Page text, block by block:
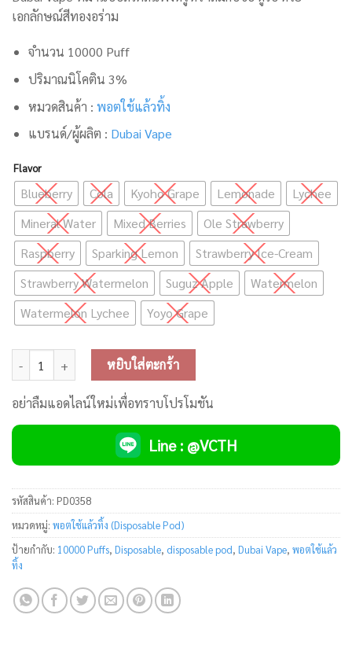
เอกลักษณ์สีทองอร่าม
จำนวน 10000 Puff
ปริมาณนิโคติน 3%
หมวดสินค้า : พอตใช้แล้วทิ้ง
แบรนด์/ผู้ผลิต : Dubai Vape
Flavor
Blueberry Cola Kyoho Grape Lemonade
Lychee
Mineral Water
Mixed Berries
Ole Strawberry
Raspberry
Sparking Lemon
Strawberry Ice-Cream
Strawberry Watermelon
Suguz Apple
Watermelon
Watermelon Lychee
Yoyo Grape
จำนวน Dubai Vape 10000 puffs Disposable Pod ชิ้น
หยิบใส่ตะกร้า
อย่าลืมแอดไลน์ใหม่เพื่อทราบโปรโมชัน
Line : @VCTH
รหัสสินค้า: PD0358
หมวดหมู่: พอตใช้แล้วทิ้ง (Disposable Pod)
ป้ายกำกับ: 10000 Puffs, Disposable, disposable pod, Dubai Vape, พอตใช้แล้ว
ทิ้ง